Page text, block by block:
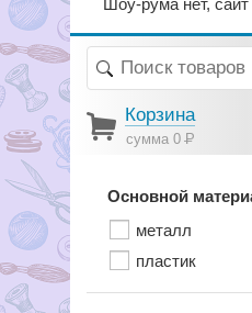
Корзина
сумма 0Р
Основной
металл
пластик